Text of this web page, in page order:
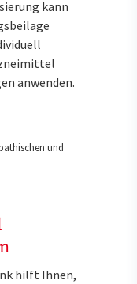
kann
anwenden.
und
hilft Ihnen,